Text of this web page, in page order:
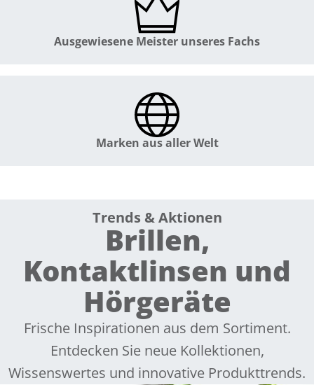
Ausgewiesene Meister unseres Fachs
Marken aus aller Welt
Trends & Aktionen
Brillen,
Kontaktlinsen und
Hörgeräte
Frische Inspirationen aus dem Sortiment.
Entdecken Sie neue Kollektionen,
Wissenswertes und innovative Produkttrends.